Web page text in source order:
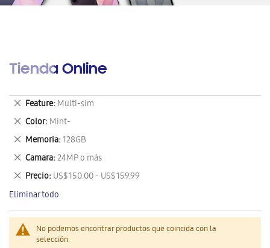
Tienda Online
No podemos encontrar productos que coincida con la
selección.
Feature Multi-sim
Eliminar
este
artículo
Color Mint-
Eliminar
este
artículo
Memoria 128GB
Eliminar
este
artículo
Camara 24MP o más
Eliminar
este
artículo
Precio US$ 150.00 - US$ 159.99
Eliminar
este
artículo
Eliminar todo